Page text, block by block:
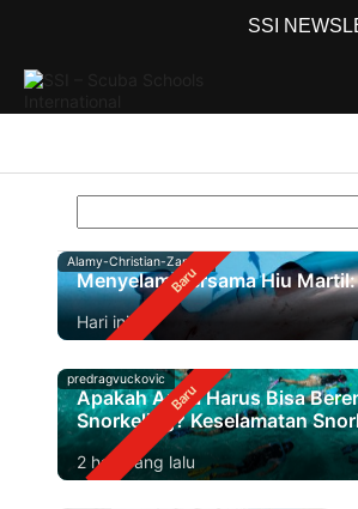
SSI
Alamy-Christian-Zappel
Menyelam Bersama Hiu
Hari ini
predragvuckovic
Apakah Anda Harus Bisa
Snorkeling? Keselamatan
2 hari yang lalu